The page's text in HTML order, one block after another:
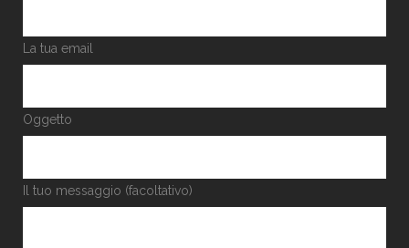
La tua email
Oggetto
Il tuo messaggio (facoltativo)